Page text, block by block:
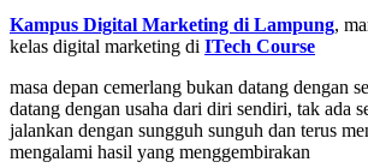
Kampus Digital Marketing di Lampung,
kelas digital marketing di ITech Course
masa depan cemerlang bukan datang dengan
datang dengan usaha dari diri sendiri, tak ada
jalankan dengan sungguh sunguh dan terus
mengalami hasil yang menggembirakan